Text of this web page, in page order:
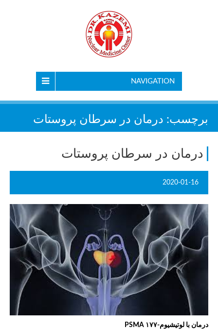
NAVIGATION
برچسب: درمان در سرطان پروستات
درمان در سرطان پروستات
2020-01-16
درمان با لوتیشیوم-۱۷۷